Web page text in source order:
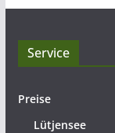
Service
Preise
Lütjensee